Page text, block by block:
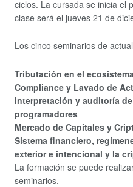
ciclos. La cursada se inicia el
clase será el jueves 21 de
Los cinco seminarios de
Tributación en el
Compliance y Lavado de
Interpretación y auditoría
programadores
Mercado de Capitales y
Sistema financiero,
exterior e intencional y la
La formación se puede
seminarios.